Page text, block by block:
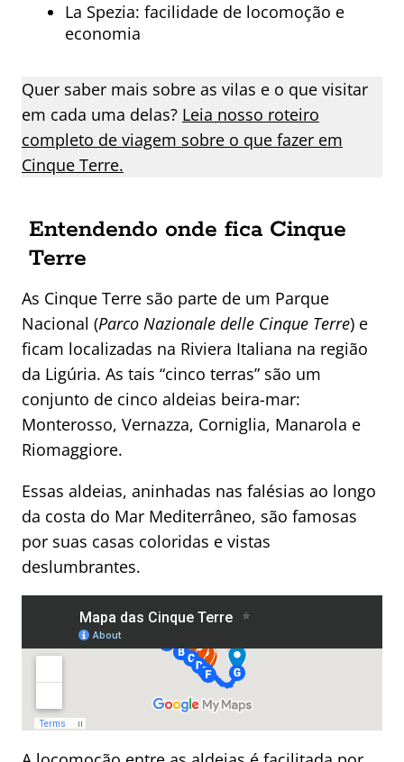
La Spezia: facilidade de locomoção e
economia
Quer saber mais sobre as vilas e o que visitar
em cada uma delas? Leia nosso roteiro
completo de viagem sobre o que fazer em
Cinque Terre.
Entendendo onde fica Cinque
Terre
As Cinque Terre são parte de um Parque
Nacional (Parco Nazionale delle Cinque Terre) e
ficam localizadas na Riviera Italiana na região
da Ligúria. As tais “cinco terras” são um
conjunto de cinco aldeias beira-mar:
Monterosso, Vernazza, Corniglia, Manarola e
Riomaggiore.
Essas aldeias, aninhadas nas falésias ao longo
da costa do Mar Mediterrâneo, são famosas
por suas casas coloridas e vistas
deslumbrantes.